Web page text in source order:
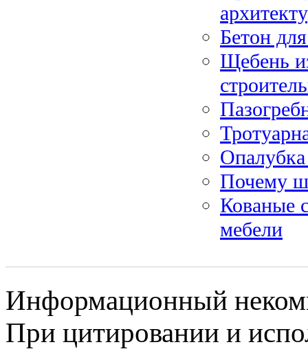
Бетон
Щебень
Опалубка
Почему
Кованые
мебели
Информационный
При цитировании и